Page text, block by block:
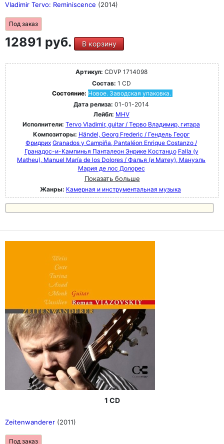
Vladimir Tervo: Reminiscence (2014)
Под заказ
12891 руб. В корзину
Артикул: CDVP 1714098
Состав: 1 CD
Состояние: Новое. Заводская упаковка.
Дата релиза: 01-01-2014
Лейбл: MHV
Исполнители: Tervo Vladimir, guitar / Терво Владимир, гитара
Композиторы: Händel, Georg Frederic / Гендель Георг
Фридрих Granados y Campiña, Pantaléon Enrique Costanzo /
Гранадос-и-Кампинья Панталеон Энрике Костанцо Falla (y
Matheu), Manuel María de los Dolores / Фалья (и Матеу), Мануэль
Мария де лос Долорес
Показать больше
Жанры: Камерная и инструментальная музыка
1 CD
Zeitenwanderer (2011)
Под заказ